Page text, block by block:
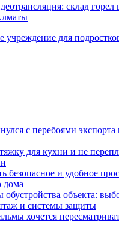
склад горел
учреждение для
с перебоями экспорта
для кухни и не
безопасное и удобное
дома
объекта:
и системы защиты
хочется